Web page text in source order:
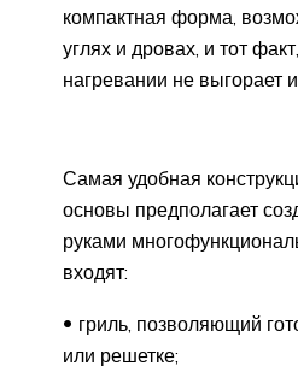
компактная форма,
углях и дровах, и тот
нагревании не выгорает
Самая удобная
основы предполагает
руками
входят:
гриль, позволяющий
или решетке;